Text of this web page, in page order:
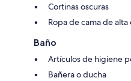
Cortinas oscuras
Ropa de cama de alta
Baño
Artículos de higiene
Bañera o ducha